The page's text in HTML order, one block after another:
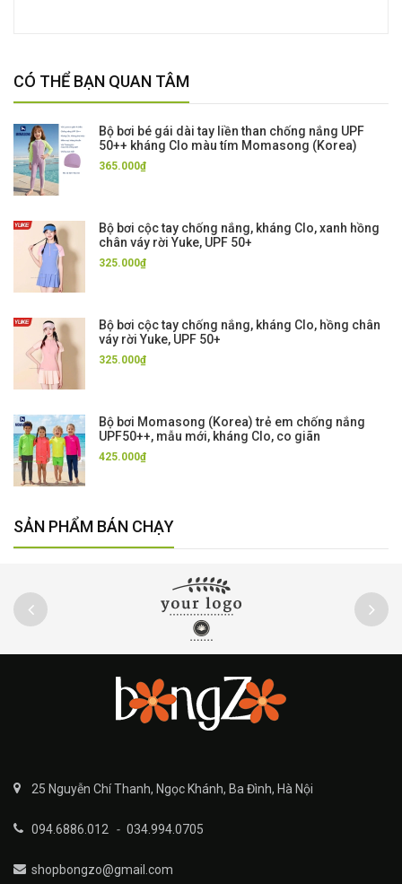
CÓ THỂ BẠN QUAN TÂM
Bộ bơi bé gái dài tay liền than chống nắng UPF
50++ kháng Clo màu tím Momasong (Korea)
365.000₫
Bộ bơi cộc tay chống nắng, kháng Clo, xanh hồng
chân váy rời Yuke, UPF 50+
325.000₫
Bộ bơi cộc tay chống nắng, kháng Clo, hồng chân
váy rời Yuke, UPF 50+
325.000₫
Bộ bơi Momasong (Korea) trẻ em chống nắng
UPF50++, mẫu mới, kháng Clo, co giãn
425.000₫
SẢN PHẨM BÁN CHẠY
25 Nguyễn Chí Thanh, Ngọc Khánh, Ba Đình, Hà Nội
094.6886.012 - 034.994.0705
shopbongzo@gmail.com